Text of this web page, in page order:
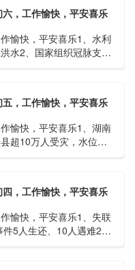
，工作愉快，平安喜乐
愉快，平安喜乐1、水利
水2、国家组织冠脉支架
，工作愉快，平安喜乐
愉快，平安喜乐1、湖南
超10万人受灾，水位正
，工作愉快，平安喜乐
愉快，平安喜乐1、失联
5人生还、10人遇难2、